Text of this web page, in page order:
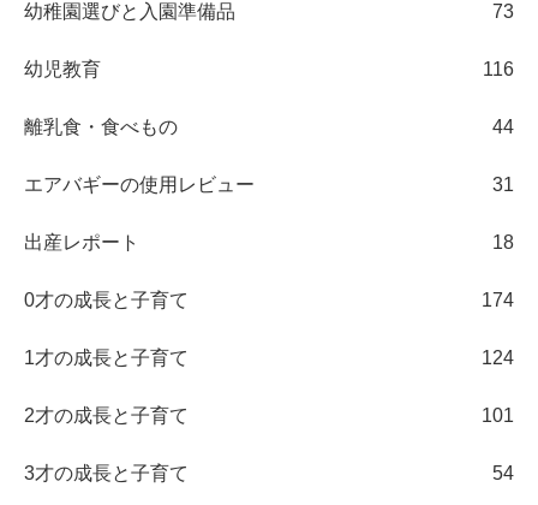
幼稚園選びと入園準備品 73
幼児教育 116
離乳食・食べもの 44
エアバギーの使用レビュー 31
出産レポート 18
0才の成長と子育て 174
1才の成長と子育て 124
2才の成長と子育て 101
3才の成長と子育て 54